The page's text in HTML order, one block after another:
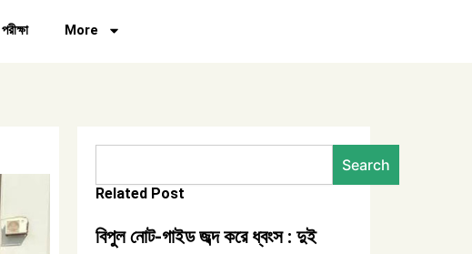
পরীক্ষা More
Search
Related Post
বিপুল নোট-গাইড জব্দ করে ধ্বংস : দুই